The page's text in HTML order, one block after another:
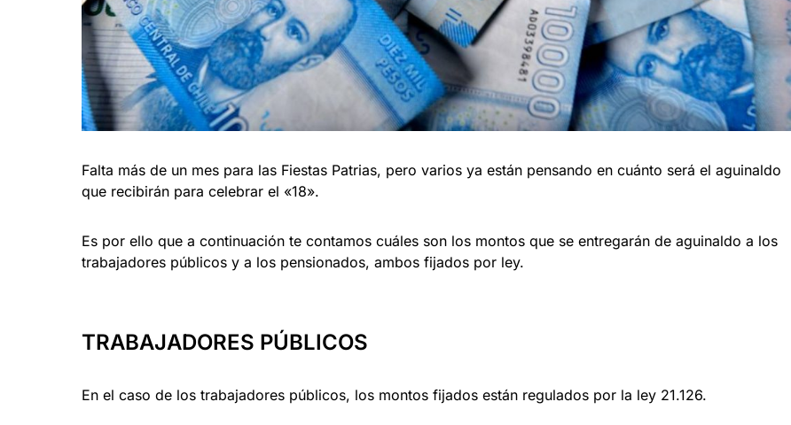
Falta más de un mes para las Fiestas Patrias, pero varios ya están pensando en cuánto será el aguinaldo
que recibirán para celebrar el «18».
Es por ello que a continuación te contamos cuáles son los montos que se entregarán de aguinaldo a los
trabajadores públicos y a los pensionados, ambos fijados por ley.
TRABAJADORES PÚBLICOS
En el caso de los trabajadores públicos, los montos fijados están regulados por la ley 21.126.